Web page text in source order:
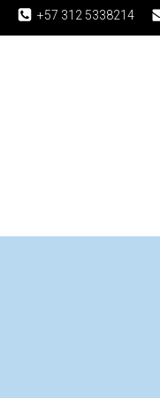
+57 312 5338214